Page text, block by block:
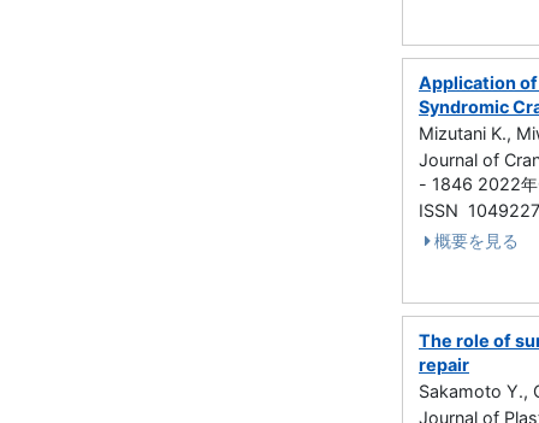
Application
Syndromic
Mizutani K.,
Journal of
- 1846 2022
ISSN
概要を見る
The role of
repair
Sakamoto Y.,
Journal of